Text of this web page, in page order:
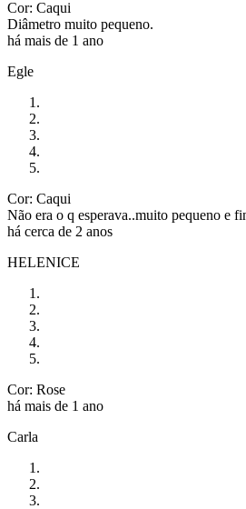
Cor: Caqui
Diâmetro muito pequeno.
há mais de 1 ano
Egle
Cor: Caqui
Não era o q esperava..muito pequeno e
há cerca de 2 anos
HELENICE
Cor: Rose
há mais de 1 ano
Carla